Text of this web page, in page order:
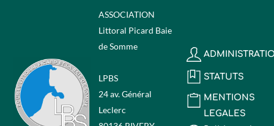
ASSOCIATION
Littoral Picard Baie
de Somme
LPBS
24 av. Général
Leclerc
STATUTS
MENTIONS
LEGALES